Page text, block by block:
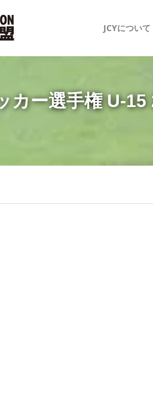
JCYについて
カー選手権 U-15